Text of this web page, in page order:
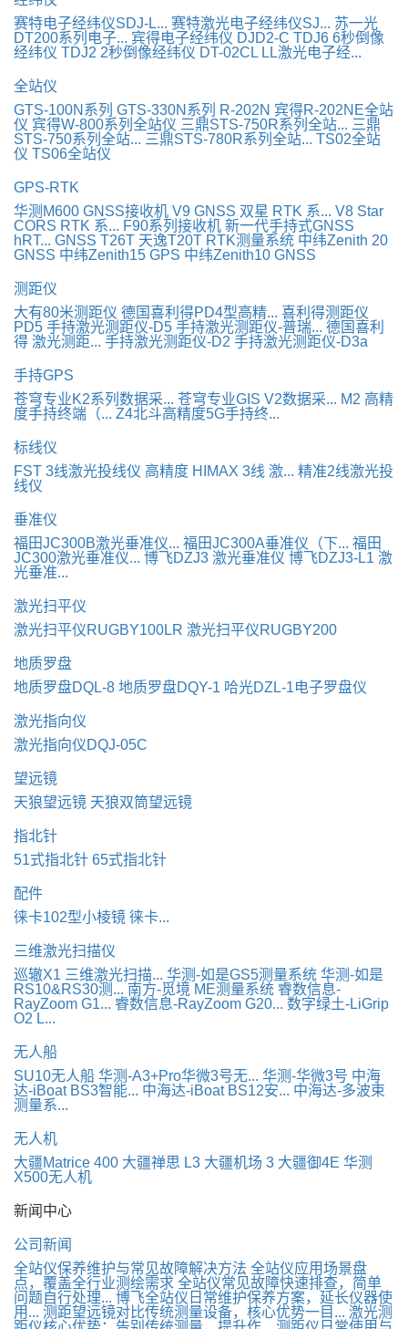
赛特电子经纬仪SDJ-L... 赛特激光电子经纬仪SJ... 苏一光
DT200系列电子... 宾得电子经纬仪 DJD2-C TDJ6 6秒倒像
经纬仪 TDJ2 2秒倒像经纬仪 DT-02CL LL激光电子经...
全站仪
GTS-100N系列 GTS-330N系列 R-202N 宾得R-202NE全站
仪 宾得W-800系列全站仪 三鼎STS-750R系列全站... 三鼎
STS-750系列全站... 三鼎STS-780R系列全站... TS02全站
仪 TS06全站仪
GPS-RTK
华测M600 GNSS接收机 V9 GNSS 双星 RTK 系... V8 Star
CORS RTK 系... F90系列接收机 新一代手持式GNSS
hRT... GNSS T26T 天逸T20T RTK测量系统 中纬Zenith 20
GNSS 中纬Zenith15 GPS 中纬Zenith10 GNSS
测距仪
大有80米测距仪 德国喜利得PD4型高精... 喜利得测距仪
PD5 手持激光测距仪-D5 手持激光测距仪-普瑞... 德国喜利
得 激光测距... 手持激光测距仪-D2 手持激光测距仪-D3a
手持GPS
苍穹专业K2系列数据采... 苍穹专业GIS V2数据采... M2 高精
度手持终端（... Z4北斗高精度5G手持终...
标线仪
FST 3线激光投线仪 高精度 HIMAX 3线 激... 精准2线激光投
线仪
垂准仪
福田JC300B激光垂准仪... 福田JC300A垂准仪（下... 福田
JC300激光垂准仪... 博飞DZJ3 激光垂准仪 博飞DZJ3-L1 激
光垂准...
激光扫平仪
激光扫平仪RUGBY100LR 激光扫平仪RUGBY200
地质罗盘
地质罗盘DQL-8 地质罗盘DQY-1 哈光DZL-1电子罗盘仪
激光指向仪
激光指向仪DQJ-05C
望远镜
天狼望远镜 天狼双筒望远镜
指北针
51式指北针 65式指北针
配件
徕卡102型小棱镜 徕卡...
三维激光扫描仪
巡辙X1 三维激光扫描... 华测-如是GS5测量系统 华测-如是
RS10&RS30测... 南方-觅境 ME测量系统 睿数信息-
RayZoom G1... 睿数信息-RayZoom G20... 数字绿土-LiGrip
O2 L...
无人船
SU10无人船 华测-A3+Pro华微3号无... 华测-华微3号 中海
达-iBoat BS3智能... 中海达-iBoat BS12安... 中海达-多波束
测量系...
无人机
大疆Matrice 400 大疆禅思 L3 大疆机场 3 大疆御4E 华测
X500无人机
新闻中心
公司新闻
全站仪保养维护与常见故障解决方法 全站仪应用场景盘
点，覆盖全行业测绘需求 全站仪常见故障快速排查，简单
问题自行处理... 博飞全站仪日常维护保养方案，延长仪器使
用... 测距望远镜对比传统测量设备，核心优势一目... 激光测